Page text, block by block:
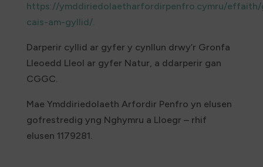
https://ymddiriedolaetharfordirpenfro.cymru/
cais-am-gyllid/.
Darperir cyllid ar gyfer y cynllun drwy’r Gronfa
Lleoedd Lleol ar gyfer Natur, a ddarperir gan
CGGC.
Mae Ymddiriedolaeth Arfordir Penfro yn elusen
gofrestredig yng Nghymru a Lloegr – rhif
elusen 1179281.